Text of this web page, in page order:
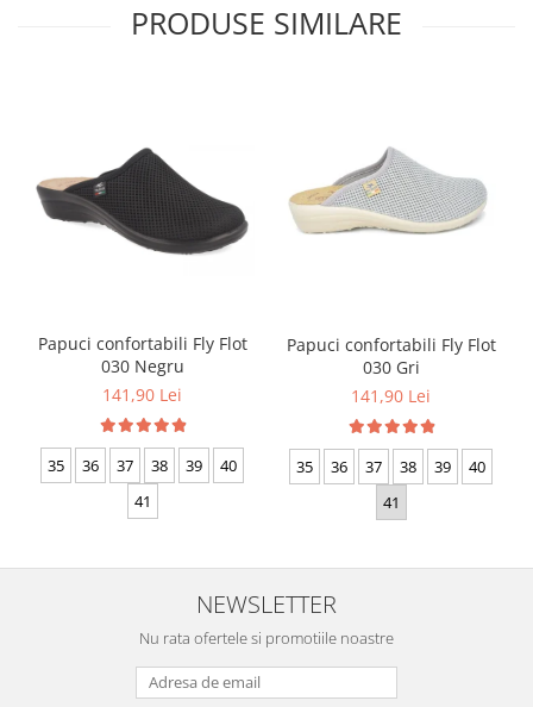
PRODUSE SIMILARE
Papuci confortabili Fly Flot
030 Negru
141,90 Lei
35 36 37 38 39
40
41
Papuci confortabili Fly Flot
030 Gri
141,90 Lei
35 36 37 38 39
40
41
NEWSLETTER
Nu rata ofertele si promotiile noastre